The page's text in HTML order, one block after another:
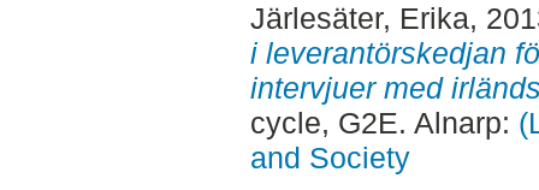
Järlesäter, Erika,
i leverantörskedjan
intervjuer med
cycle, G2E. Alnarp:
and Society